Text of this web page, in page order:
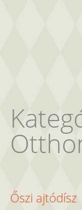
Őszi ajtódísz